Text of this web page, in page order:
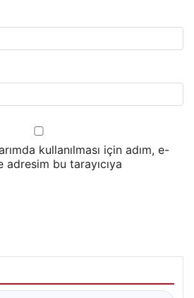
kullanılması için adım, e-
bu tarayıcıya